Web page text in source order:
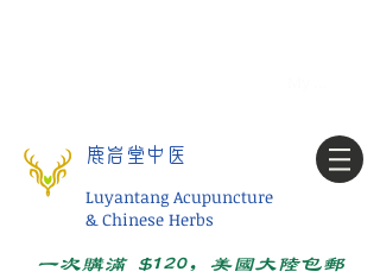
鹿岩堂中医
Luyantang Acupuncture
& Chinese Herbs
一次购满 $120，美国大陆包邮